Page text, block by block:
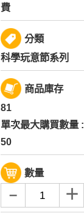
費
分類
科學玩意節系列
商品庫存
81
單次最大購買數量 :
50
數量
– ＋